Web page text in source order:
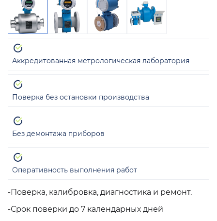
-Поверка, калибровка, диагностика и ремонт.
-Срок поверки до 7 календарных дней
Аккредитованная метрологическая лаборатория
Поверка без остановки производства
Без демонтажа приборов
Оперативность выполнения работ